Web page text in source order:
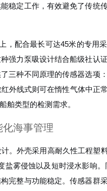
稳定工作，有效避免了传统
，配合最长可达45米的专用
强力泵吸设计结合船级社认
三种不同原理的传感器选项
外线式则可在惰性气体中正
舶类型的检测需求。
化海事管理
。外壳采用高耐久性工程塑
雾侵蚀以及短时浸水影响
完整与功能稳定。传感器群